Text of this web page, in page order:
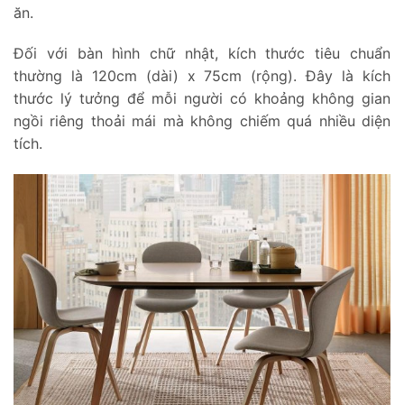
ăn.
Đối với bàn hình chữ nhật, kích thước tiêu chuẩn
thường là 120cm (dài) x 75cm (rộng). Đây là kích
thước lý tưởng để mỗi người có khoảng không gian
ngồi riêng thoải mái mà không chiếm quá nhiều diện
tích.